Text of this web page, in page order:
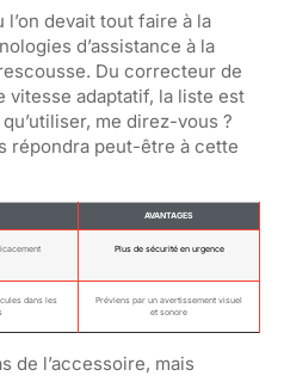
l’on devait tout faire à la
d’assistance à la
Du correcteur de
adaptatif, la liste est
me direz-vous ?
répondra peut-être à cette
AVANTAGES
Plus de sécurité en urgence
dans les
Préviens par un avertissement visuel
et sonore
de l’accessoire, mais